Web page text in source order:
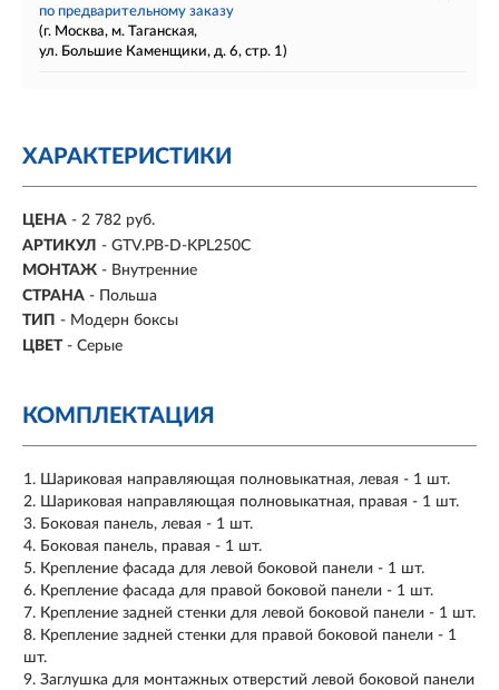
по предварительному заказу
(г. Москва, м. Таганская,
ул. Большие Каменщики, д. 6, стр. 1)
ХАРАКТЕРИСТИКИ
ЦЕНА - 2 782 руб.
АРТИКУЛ - GTV.PB-D-KPL250C
МОНТАЖ - Внутренние
СТРАНА - Польша
ТИП - Модерн боксы
ЦВЕТ - Серые
КОМПЛЕКТАЦИЯ
Шариковая направляющая полновыкатная, левая - 1 шт.
Шариковая направляющая полновыкатная, правая - 1 шт.
Боковая панель, левая - 1 шт.
Боковая панель, правая - 1 шт.
Крепление фасада для левой боковой панели - 1 шт.
Крепление фасада для правой боковой панели - 1 шт.
Крепление задней стенки для левой боковой панели - 1 шт.
Крепление задней стенки для правой боковой панели - 1
шт.
Заглушка для монтажных отверстий левой боковой панели